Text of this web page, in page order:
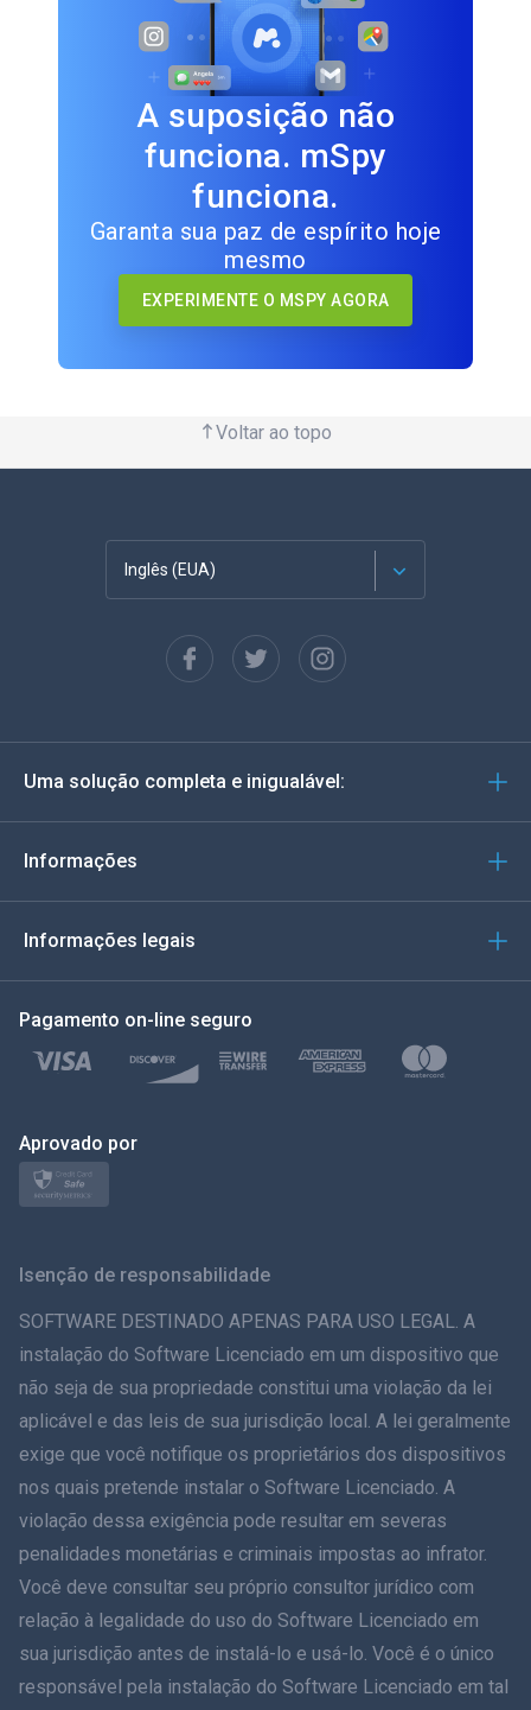
A suposição não
funciona. mSpy
funciona.
Garanta sua paz de espírito hoje
mesmo
EXPERIMENTE O MSPY AGORA
Voltar ao topo
Inglês (EUA)
Espanhol
Alemão
Italiano
Türkçe
Polonês
日本
ภาษาไทย
Dansk
हिंदी
עברית
Romãă
Uma solução completa e inigualável:
Informações
Informações legais
Pagamento on-line seguro
Aprovado por
Isenção de responsabilidade
SOFTWARE DESTINADO APENAS PARA USO LEGAL. A
instalação do Software Licenciado em um dispositivo que
não seja de sua propriedade constitui uma violação da lei
aplicável e das leis de sua jurisdição local. A lei geralmente
exige que você notifique os proprietários dos dispositivos
nos quais pretende instalar o Software Licenciado. A
violação dessa exigência pode resultar em severas
penalidades monetárias e criminais impostas ao infrator.
Você deve consultar seu próprio consultor jurídico com
relação à legalidade do uso do Software Licenciado em
sua jurisdição antes de instalá-lo e usá-lo. Você é o único
responsável pela instalação do Software Licenciado em tal